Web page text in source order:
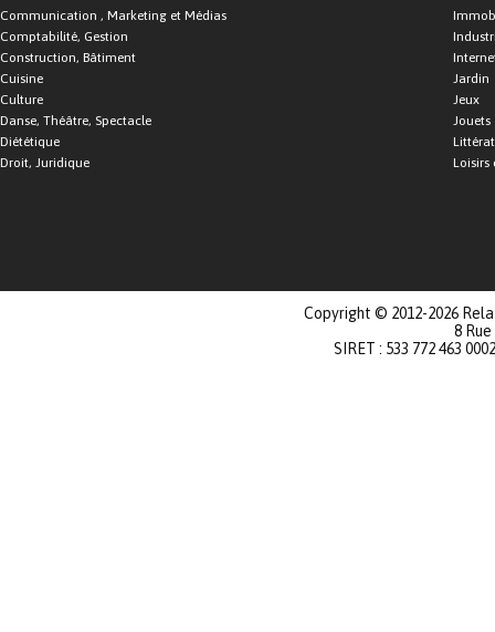
Communication , Marketing et Médias
Comptabilité, Gestion
Construction, Bâtiment
Cuisine
Culture
Danse, Théâtre, Spectacle
Diététique
Droit, Juridique
Jardin
Jeux
Jouets
Loisirs
Copyright © 2012-2026
8
SIRET : 533 772 463